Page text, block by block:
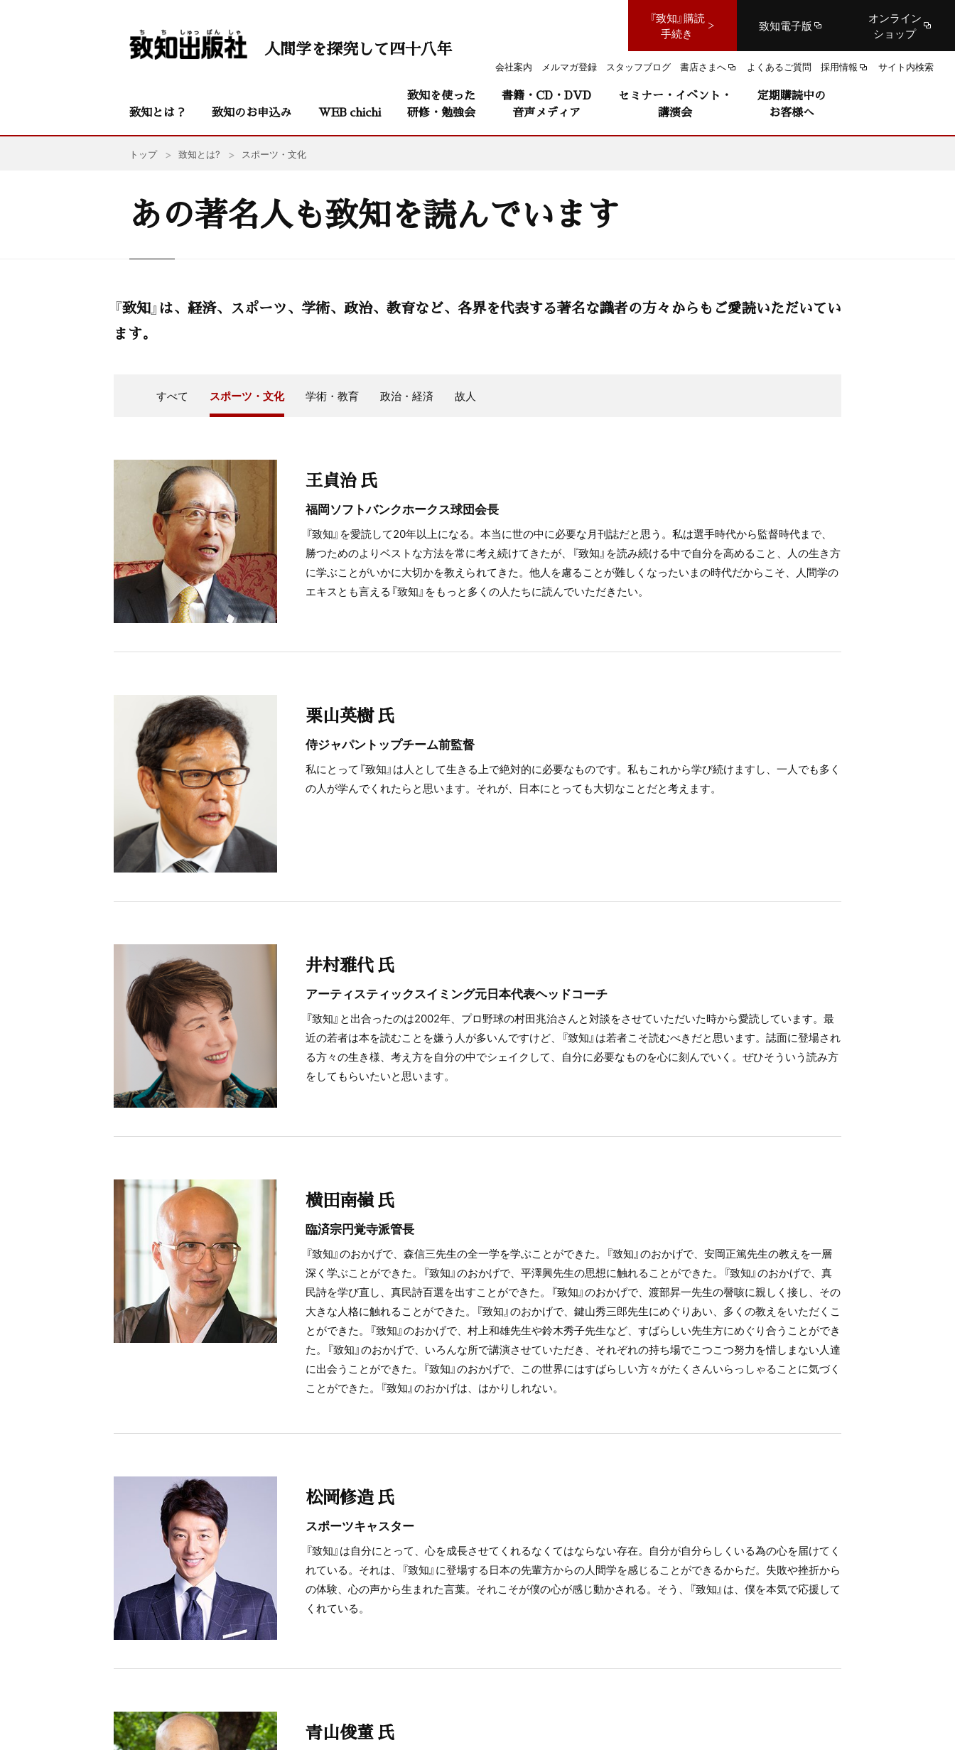
『致知』購読
手続き
致知電子版
オンライン
ショップ
会社案内 メルマガ登録 スタッフブログ 書店さまへ よくあるご質問 採用情報 サイト内検索
人間学を探究して四十八年
致知とは？ 致知のお申込み WEB chichi
致知を使った
研修・勉強会
書籍・CD・DVD
音声メディア
セミナー・イベント・
講演会
定期購読中の
お客様へ
トップ 致知とは? スポーツ・文化
あの著名人も致知を読んでいます
『致知』は、経済、スポーツ、学術、政治、教育など、各界を代表する著名な識者の方々からもご愛読いただいてい
ます。
すべて スポーツ・文化 学術・教育 政治・経済 故人
王貞治 氏
福岡ソフトバンクホークス球団会長
『致知』を愛読して20年以上になる。本当に世の中に必要な月刊誌だと思う。私は選手時代から監督時代まで、
勝つためのよりベストな方法を常に考え続けてきたが、『致知』を読み続ける中で自分を高めること、人の生き方
に学ぶことがいかに大切かを教えられてきた。他人を慮ることが難しくなったいまの時代だからこそ、人間学の
エキスとも言える『致知』をもっと多くの人たちに読んでいただきたい。
栗山英樹 氏
侍ジャパントップチーム前監督
私にとって『致知』は人として生きる上で絶対的に必要なものです。私もこれから学び続けますし、一人でも多く
の人が学んでくれたらと思います。それが、日本にとっても大切なことだと考えます。
井村雅代 氏
アーティスティックスイミング元日本代表ヘッドコーチ
『致知』と出合ったのは2002年、プロ野球の村田兆治さんと対談をさせていただいた時から愛読しています。最
近の若者は本を読むことを嫌う人が多いんですけど、『致知』は若者こそ読むべきだと思います。誌面に登場され
る方々の生き様、考え方を自分の中でシェイクして、自分に必要なものを心に刻んでいく。ぜひそういう読み方
をしてもらいたいと思います。
横田南嶺 氏
臨済宗円覚寺派管長
『致知』のおかげで、森信三先生の全一学を学ぶことができた。『致知』のおかげで、安岡正篤先生の教えを一層
深く学ぶことができた。『致知』のおかげで、平澤興先生の思想に触れることができた。『致知』のおかげで、真
民詩を学び直し、真民詩百選を出すことができた。『致知』のおかげで、渡部昇一先生の謦咳に親しく接し、その
大きな人格に触れることができた。『致知』のおかげで、鍵山秀三郎先生にめぐりあい、多くの教えをいただくこ
とができた。『致知』のおかげで、村上和雄先生や鈴木秀子先生など、すばらしい先生方にめぐり合うことができ
た。『致知』のおかげで、いろんな所で講演させていただき、それぞれの持ち場でこつこつ努力を惜しまない人達
に出会うことができた。『致知』のおかげで、この世界にはすばらしい方々がたくさんいらっしゃることに気づく
ことができた。『致知』のおかげは、はかりしれない。
松岡修造 氏
スポーツキャスター
『致知』は自分にとって、心を成長させてくれるなくてはならない存在。自分が自分らしくいる為の心を届けてく
れている。それは、『致知』に登場する日本の先輩方からの人間学を感じることができるからだ。失敗や挫折から
の体験、心の声から生まれた言葉。それこそが僕の心が感じ動かされる。そう、『致知』は、僕を本気で応援して
くれている。
青山俊董 氏